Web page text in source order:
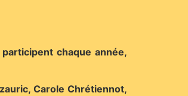
chaque année,
Carole Chrétiennot,